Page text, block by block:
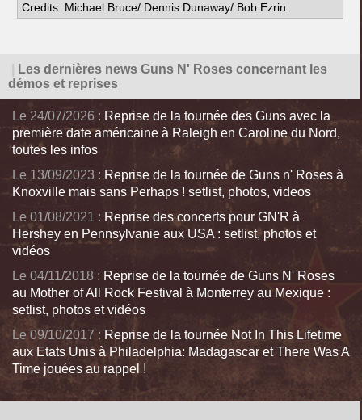
Credits: Michael Bruce/ Dennis Dunaway/ Bob Ezrin.
Les dernières news Guns N' Roses concernant les
démos et reprises
Le 24/07/2026 : Reprise de la tournée des Guns avec la
première date américaine à Raleigh en Caroline du Nord,
toutes les infos
Le 13/09/2023 : Reprise de la tournée de Guns n' Roses à
Knoxville mais sans Perhaps ! setlist, photos, videos
Le 01/08/2021 : Reprise des concerts pour GN'R à
Hershey en Pennsylvanie aux USA : setlist, photos et
vidéos
Le 04/11/2018 : Reprise de la tournée de Guns N' Roses
au Mother of All Rock Festival à Monterrey au Mexique :
setlist, photos et vidéos
Le 09/10/2017 : Reprise de la tournée Not In This Lifetime
aux Etats Unis à Philadelphia: Madagascar et There Was A
Time jouées au rappel !